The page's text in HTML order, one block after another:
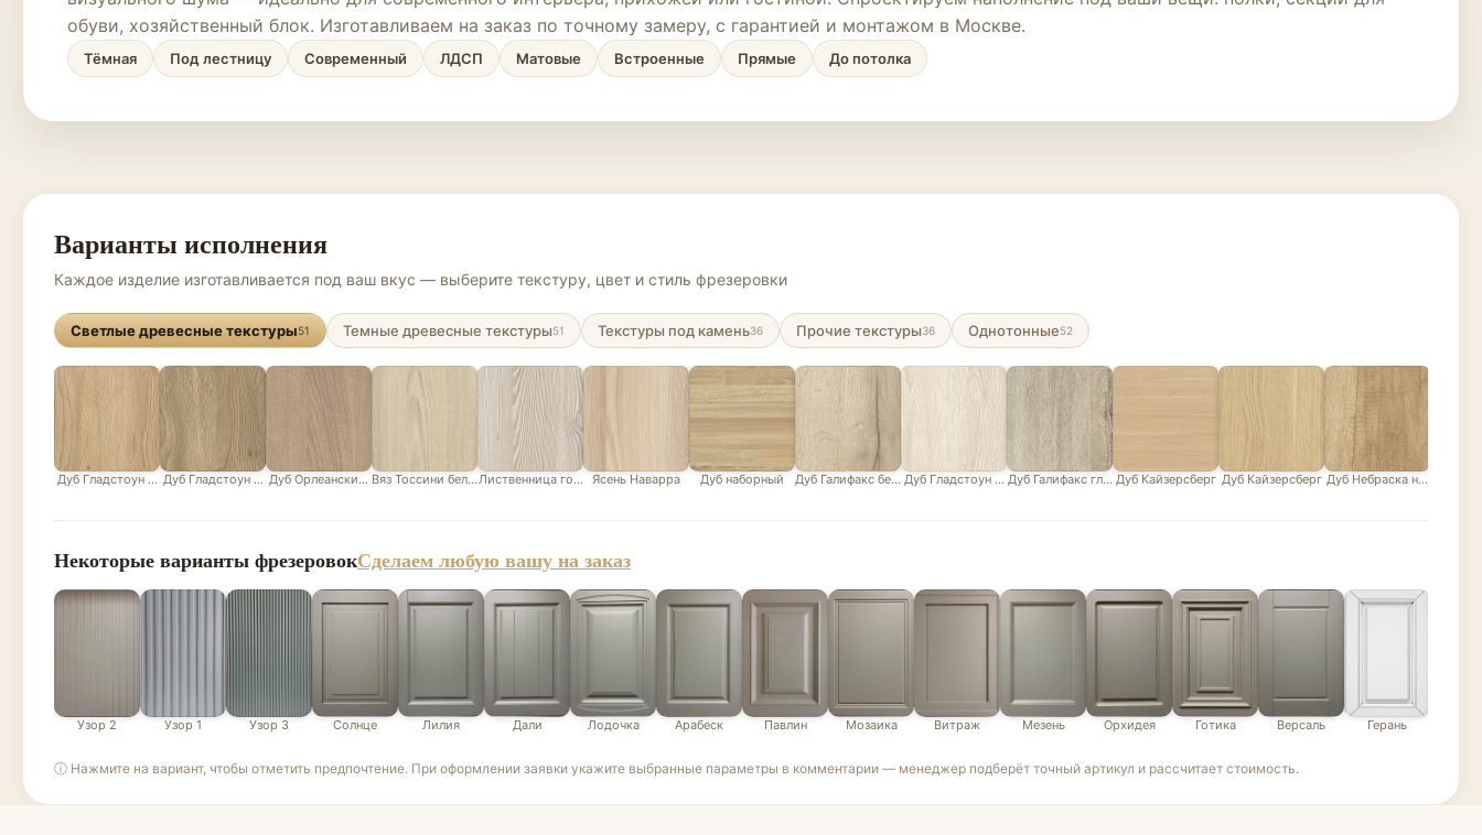
обуви, хозяйственный блок. Изготавливаем на заказ по точному замеру, с гарантией и монтажом в Москве.
Тёмная Под лестницу Современный ЛДСП Матовые Встроенные Прямые До потолка
Варианты исполнения
Каждое изделие изготавливается под ваш вкус — выберите текстуру, цвет и стиль фрезеровки
Светлые древесные текстуры51 Темные древесные текстуры51 Текстуры под камень36 Прочие текстуры36 Однотонные52
Дуб Гладстоун песочныйДуб Гладстоун серо-бежевыйДуб Орлеанский песочно-бежевый
Вяз Тоссини белыйЛиственница горная белаяЯсень Наварра Дуб наборный Дуб Галифакс белыйДуб Гладстоун белыйДуб Галифакс глазурованный песочно-серый
Дуб Кайзерсберг Дуб Кайзерсберг Дуб Небраска
Некоторые варианты фрезеровокСделаем любую вашу на заказ
Узор 2 Узор 1 Узор 3 Солнце Лилия Дали Лодочка Арабеск Павлин Мозаика Витраж Мезень Орхидея Готика Версаль Герань
ⓘ Нажмите на вариант, чтобы отметить предпочтение. При оформлении заявки укажите выбранные параметры в комментарии — менеджер подберёт точный артикул и рассчитает стоимость.